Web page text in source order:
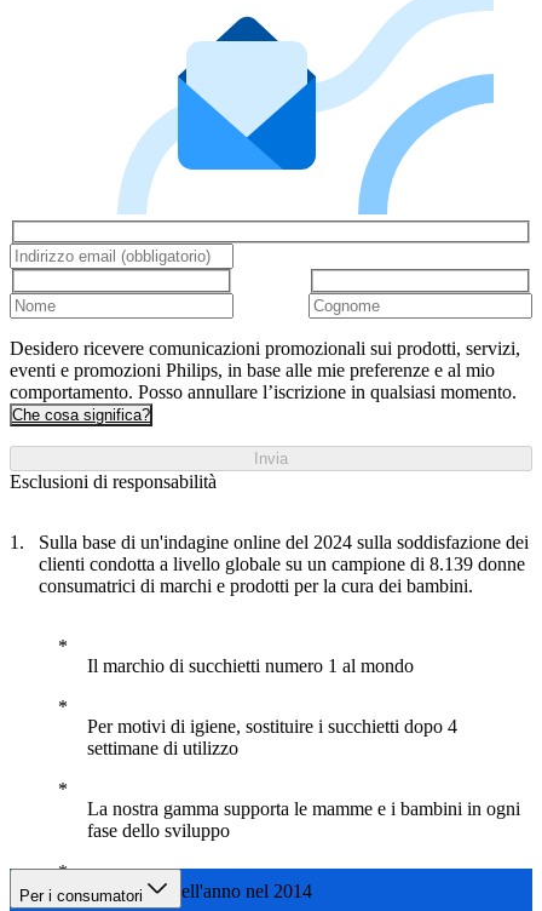
Desidero ricevere comunicazioni promozionali sui prodotti, servizi,
eventi e promozioni Philips, in base alle mie preferenze e al mio
comportamento. Posso annullare l’iscrizione in qualsiasi momento.
Che cosa significa?
Invia
Esclusioni di responsabilità
Sulla base di un'indagine online del 2024 sulla soddisfazione dei
clienti condotta a livello globale su un campione di 8.139 donne
consumatrici di marchi e prodotti per la cura dei bambini.
Il marchio di succhietti numero 1 al mondo
Per motivi di igiene, sostituire i succhietti dopo 4
settimane di utilizzo
La nostra gamma supporta le mamme e i bambini in ogni
fase dello sviluppo
Produttore dell'anno nel 2014
Per i consumatori